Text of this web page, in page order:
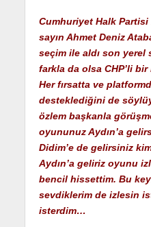
Cumhuriyet Halk Partisi
sayın Ahmet Deniz
seçim ile aldı son yerel
farkla da olsa CHP’li bir
Her fırsatta ve
desteklediğini de
özlem başkanla
oyununuz Aydın’a
Didim’e de gelirsiniz
Aydın’a geliriz oyunu
bencil hissettim. Bu
sevdiklerim de izlesin
isterdim…